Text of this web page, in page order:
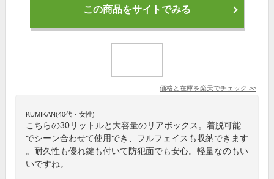
この商品をサイトでみる
価格と在庫を楽天でチェック >>
KUMIKAN(40代・女性)
こちらの30リットルと大容量のリアボックス。着脱可能
でシーン合わせて使用でき、フルフェイスも収納できます
。耐久性も優れ鍵も付いて防犯面でも安心。軽量なのもい
いですね。